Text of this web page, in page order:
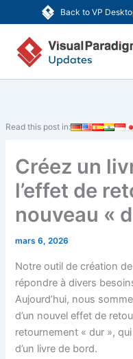
Back to VP
au
contenu
Read this post in:
Créez un
l’effet de
nouveau «
mars 6, 2026
Notre outil de création
répondre à divers
Aujourd’hui, nous
d’un nouvel effet de
retournement « dur »,
d’un livre de bord.